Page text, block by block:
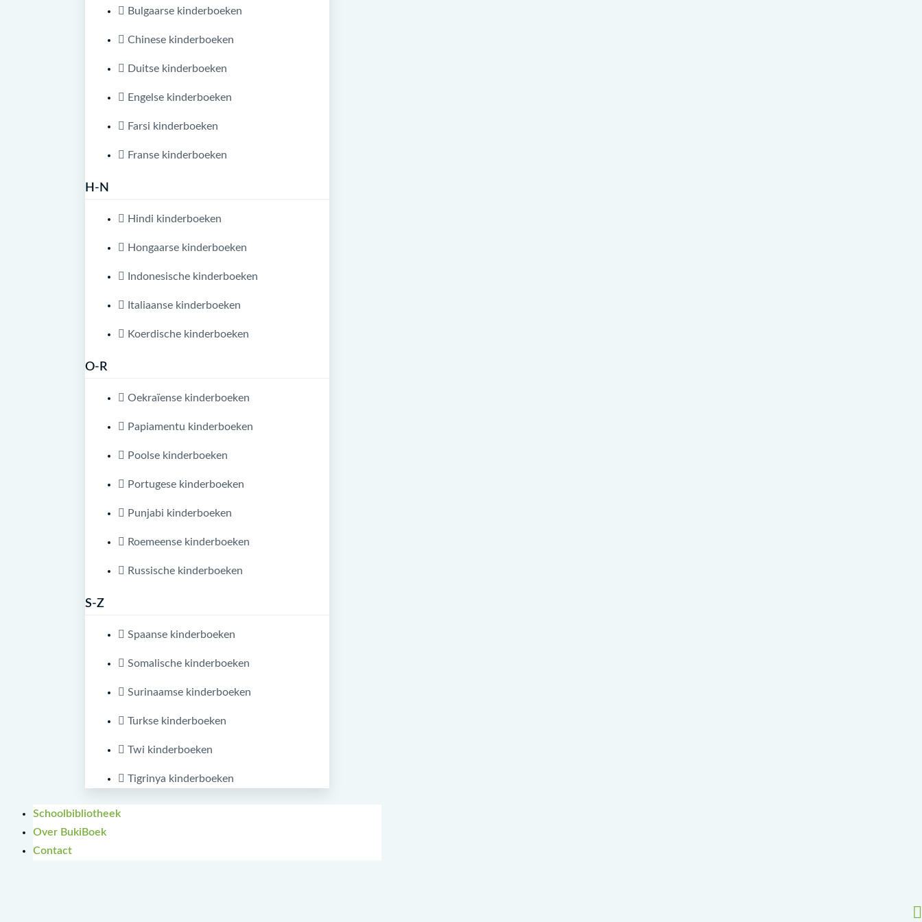
Bulgaarse kinderboeken
Chinese kinderboeken
Duitse kinderboeken
Engelse kinderboeken
Farsi kinderboeken
Franse kinderboeken
H-N
Hindi kinderboeken
Hongaarse kinderboeken
Indonesische kinderboeken
Italiaanse kinderboeken
Koerdische kinderboeken
O-R
Oekraïense kinderboeken
Papiamentu kinderboeken
Poolse kinderboeken
Portugese kinderboeken
Punjabi kinderboeken
Roemeense kinderboeken
Russische kinderboeken
S-Z
Spaanse kinderboeken
Somalische kinderboeken
Surinaamse kinderboeken
Turkse kinderboeken
Twi kinderboeken
Tigrinya kinderboeken
Schoolbibliotheek
Over BukiBoek
Contact